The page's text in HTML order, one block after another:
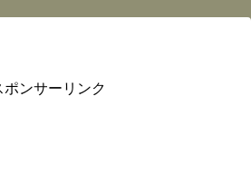
ポンサーリンク